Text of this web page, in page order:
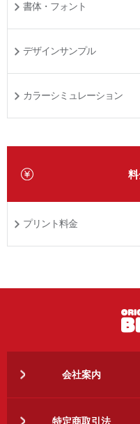
書体・フォント
デザインサンプル
カラーシミュレーション
プリント料金
会社案内
特定商取引法